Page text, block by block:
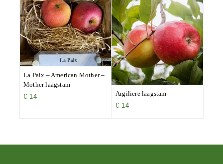
La Paix – American Mother –
Mother laagstam
€ 14
Argiliere laagstam
€ 14